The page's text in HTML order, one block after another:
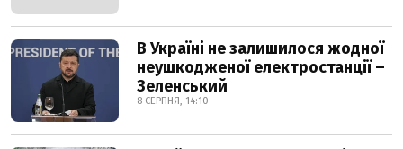
В Україні не залишилося жодної
неушкодженої електростанції –
Зеленський
8 СЕРПНЯ, 14:10